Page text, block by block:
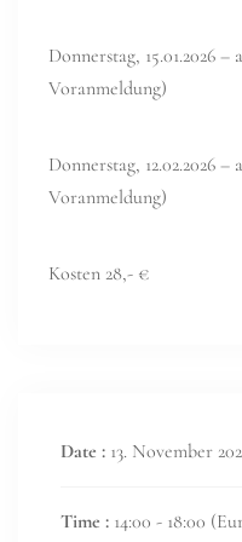
Donnerstag, 15.01.2026
Voranmeldung)
Donnerstag, 12.02.2026
Voranmeldung)
Kosten 28,- €
Date : 13. November
Time : 14:00 - 18:00